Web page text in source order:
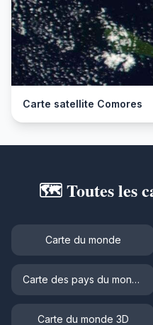
Carte satellite Comores
🗺️ Toutes les
Carte du monde
Carte des pays du monde
Carte du monde 3D